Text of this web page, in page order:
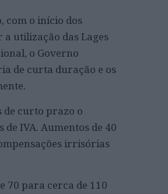
com o início dos
utilização das Lages
o Governo
de curta duração e os
de curto prazo o
IVA. Aumentos de 40
irrisórias
70 para cerca de 110